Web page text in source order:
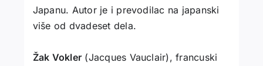
Japanu. Autor je i prevodilac na japanski
više od dvadeset dela.
Žak Vokler (Jacques Vauclair), francuski